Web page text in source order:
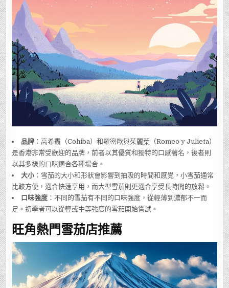
品牌 ：高希霸（Cohiba）和羅密歐與茱麗葉（Romeo y Julieta）
是香港非常受歡迎的品牌，前者以其優質和獨特的口感著名，後者則
以其多樣的口味適合各種場合。
大小 ：雪茄的大小和形狀會影響到抽吸的時間和感覺，小雪茄通常
比較方便，適合快速享用，而大型雪茄則更適合享受長時間的放鬆。
口味強度 ：不同的雪茄有不同的口味強度，從輕薄到濃郁不一而
足。初學者可以從輕或中等強度的雪茄開始嘗試。
旺角熱門雪茄店推薦